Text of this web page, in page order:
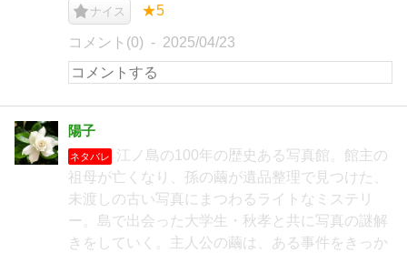
ナイス ★5
コメント(0) 2025/04/23
陽子
ネタバレ
江ノ島の100年の歴史ある写真館。館主の
祖母が亡くなり、孫の繭が遺品整理で見つけた、
未渡しの古い写真にまつわるライトなミステリ
ー。島で出会った大学生・秋孝と共に写真の謎解
きをしていく。主人公の繭は、ある事件をきっか